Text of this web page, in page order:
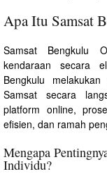
Apa Itu Samsat
Samsat Bengkulu
kendaraan secara
Bengkulu
Samsat secara
platform online,
efisien, dan ramah
Mengapa
Individu?